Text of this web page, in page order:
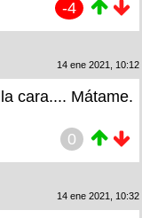
-4
14 ene 2021, 10:12
cara.... Mátame.
0
14 ene 2021, 10:32